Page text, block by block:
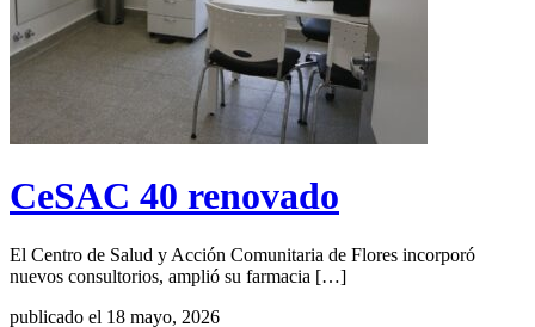
CeSAC 40 renovado
El Centro de Salud y Acción Comunitaria de Flores incorporó
nuevos consultorios, amplió su farmacia […]
publicado el 18 mayo, 2026